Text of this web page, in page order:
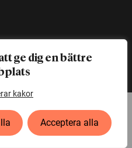
ge dig en bättre
kakor
Acceptera alla